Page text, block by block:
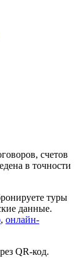
счетов
в точности
туры
данные.
, онлайн-